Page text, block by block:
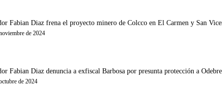
Fabian Diaz frena el proyecto minero de Colcco en El Carmen y San
de 2024
Fabian Diaz denuncia a exfiscal Barbosa por presunta protección a
de 2024